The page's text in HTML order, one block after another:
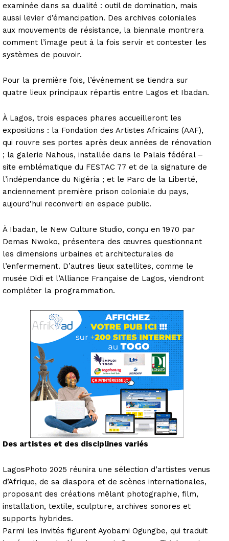
examinée dans sa dualité : outil de domination, mais
aussi levier d’émancipation. Des archives coloniales
aux mouvements de résistance, la biennale montrera
comment l’image peut à la fois servir et contester les
systèmes de pouvoir.
Pour la première fois, l’événement se tiendra sur
quatre lieux principaux répartis entre Lagos et Ibadan.
À Lagos, trois espaces phares accueilleront les
expositions : la Fondation des Artistes Africains (AAF),
qui rouvre ses portes après deux années de rénovation
; la galerie Nahous, installée dans le Palais fédéral –
site emblématique du FESTAC 77 et de la signature de
l’indépendance du Nigéria ; et le Parc de la Liberté,
anciennement première prison coloniale du pays,
aujourd’hui reconverti en espace public.
À Ibadan, le New Culture Studio, conçu en 1970 par
Demas Nwoko, présentera des œuvres questionnant
les dimensions urbaines et architecturales de
l’enfermement. D’autres lieux satellites, comme le
musée Didi et l’Alliance Française de Lagos, viendront
compléter la programmation.
Des artistes et des disciplines variés
LagosPhoto 2025 réunira une sélection d’artistes venus
d’Afrique, de sa diaspora et de scènes internationales,
proposant des créations mêlant photographie, film,
installation, textile, sculpture, archives sonores et
supports hybrides.
Parmi les invités figurent Ayobami Ogungbe, qui traduit